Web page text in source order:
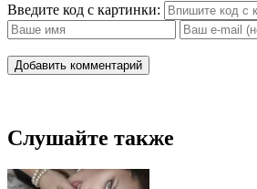
Введите код с картинки:
Добавить комментарий
Слушайте также